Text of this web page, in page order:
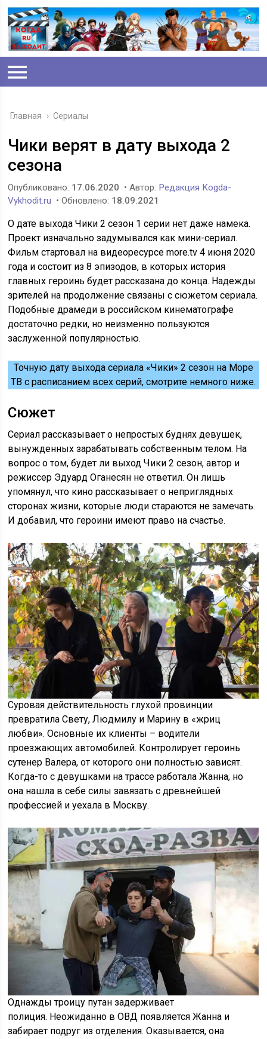
Главная › Сериалы
Чики верят в дату выхода 2
сезона
Опубликовано: 17.06.2020 • Автор: Редакция Kogda-
Vykhodit.ru • Обновлено: 18.09.2021
О дате выхода Чики 2 сезон 1 серии нет даже намека.
Проект изначально задумывался как мини-сериал.
Фильм стартовал на видеоресурсе more.tv 4 июня 2020
года и состоит из 8 эпизодов, в которых история
главных героинь будет рассказана до конца. Надежды
зрителей на продолжение связаны с сюжетом сериала.
Подобные драмеди в российском кинематографе
достаточно редки, но неизменно пользуются
заслуженной популярностью.
Точную дату выхода сериала «Чики» 2 сезон на Море
ТВ с расписанием всех серий, смотрите немного ниже.
Сюжет
Сериал рассказывает о непростых буднях девушек,
вынужденных зарабатывать собственным телом. На
вопрос о том, будет ли выход Чики 2 сезон, автор и
режиссер Эдуард Оганесян не ответил. Он лишь
упомянул, что кино рассказывает о неприглядных
сторонах жизни, которые люди стараются не замечать.
И добавил, что героини имеют право на счастье.
Суровая действительность глухой провинции
превратила Свету, Людмилу и Марину в «жриц
любви». Основные их клиенты – водители
проезжающих автомобилей. Контролирует героинь
сутенер Валера, от которого они полностью зависят.
Когда-то с девушками на трассе работала Жанна, но
она нашла в себе силы завязать с древнейшей
профессией и уехала в Москву.
Однажды троицу путан задерживает
полиция. Неожиданно в ОВД появляется Жанна и
забирает подруг из отделения. Оказывается, она